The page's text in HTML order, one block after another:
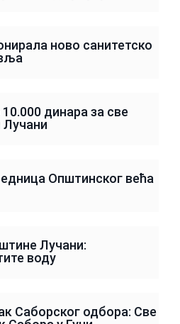
ново санитетско
динара за све
Лучани
Општинског већа
Лучани:
воду
Саборског одбора: Све